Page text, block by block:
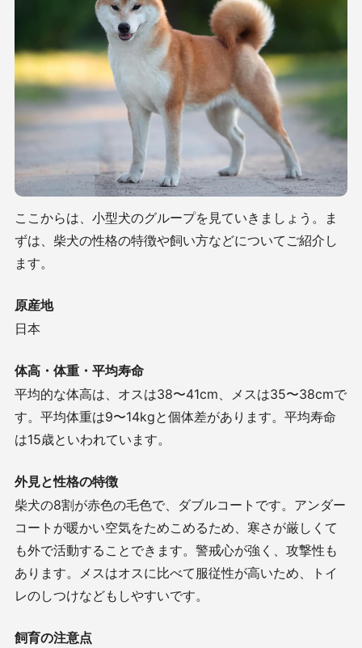
ここからは、小型犬のグループを見ていきましょう。ま
ずは、柴犬の性格の特徴や飼い方などについてご紹介し
ます。
原産地
日本
体高・体重・平均寿命
平均的な体高は、オスは38〜41cm、メスは35〜38cmで
す。平均体重は9〜14kgと個体差があります。平均寿命
は15歳といわれています。
外見と性格の特徴
柴犬の8割が赤色の毛色で、ダブルコートです。アンダー
コートが暖かい空気をためこめるため、寒さが厳しくて
も外で活動することできます。警戒心が強く、攻撃性も
あります。メスはオスに比べて服従性が高いため、トイ
レのしつけなどもしやすいです。
飼育の注意点